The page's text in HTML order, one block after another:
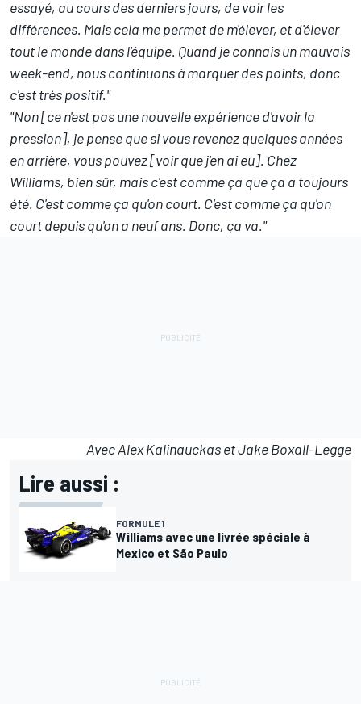
essayé, au cours des derniers jours, de voir les
différences. Mais cela me permet de m'élever, et d'élever
tout le monde dans l'équipe. Quand je connais un mauvais
week-end, nous continuons à marquer des points, donc
c'est très positif."
"Non [ce n'est pas une nouvelle expérience d'avoir la
pression], je pense que si vous revenez quelques années
en arrière, vous pouvez [voir que j'en ai eu]. Chez
Williams, bien sûr, mais c'est comme ça que ça a toujours
été. C'est comme ça qu'on court. C'est comme ça qu'on
court depuis qu'on a neuf ans. Donc, ça va."
Avec Alex Kalinauckas et Jake Boxall-Legge
Lire aussi :
FORMULE 1
Williams avec une livrée spéciale à
Mexico et São Paulo